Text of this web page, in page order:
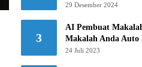
Khawatir!
29 Desember 2024
3
AI Pembuat
Makalah Anda Auto
24 Juli 2023